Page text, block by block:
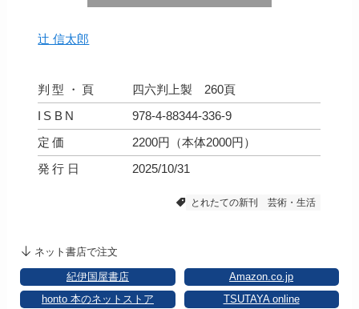
辻 信太郎
判型・頁
四六判上製 260頁
ISBN
978-4-88344-336-9
定価
2200円（本体2000円）
発行日
2025/10/31
とれたての新刊 芸術・生活
ネット書店で注文
紀伊国屋書店
Amazon.co.jp
honto 本のネットストア
TSUTAYA online